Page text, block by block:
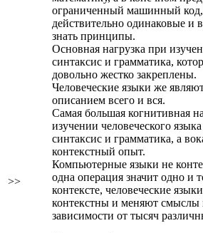
>>
ограниченный машинный
действительно одинаковые и
знать принципы.
Основная нагрузка при
синтаксис и грамматика,
довольно жестко закреплены.
Человеческие языки же
описанием всего и вся.
Самая большая когнитивная
изучении человеческого
синтаксис и грамматика, а
контекстный опыт.
Компьютерные языки не
одна операция значит одно и
контексте, человеческие
контекстны и меняют смыслы
зависимости от тысяч